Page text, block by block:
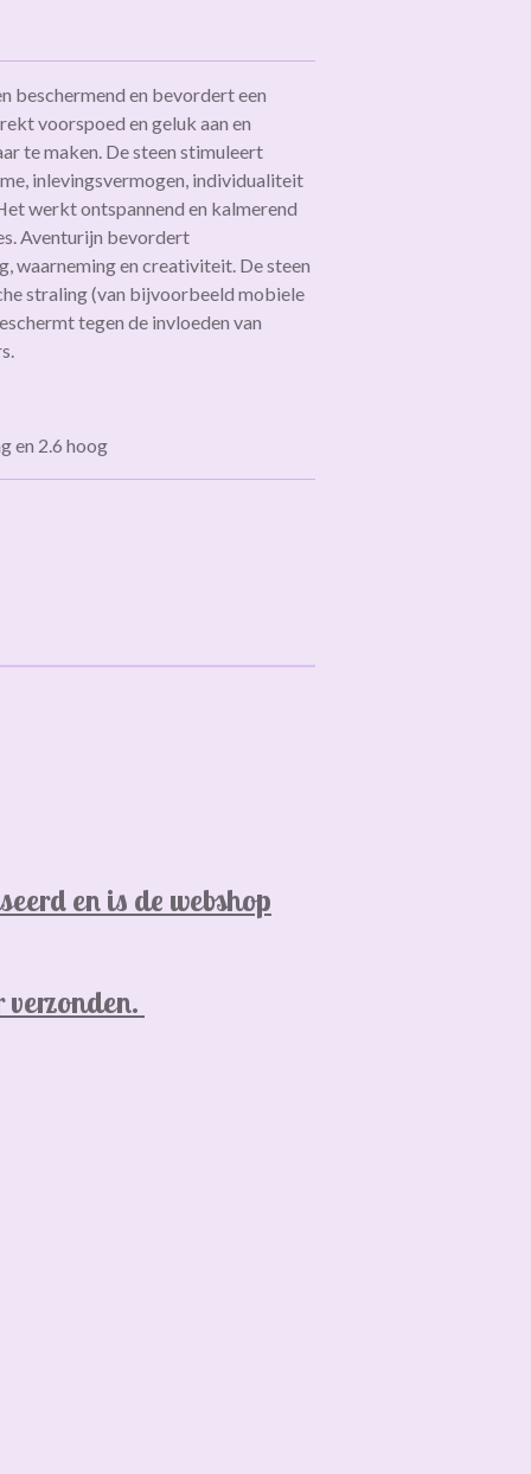
beschermend en bevordert een
voorspoed en geluk aan en
te maken. De steen stimuleert
inlevingsvermogen, individualiteit
werkt ontspannend en kalmerend
Aventurijn bevordert
waarneming en creativiteit. De steen
straling (van bijvoorbeeld mobiele
tegen de invloeden van
en 2.6 hoog
en is de webshop